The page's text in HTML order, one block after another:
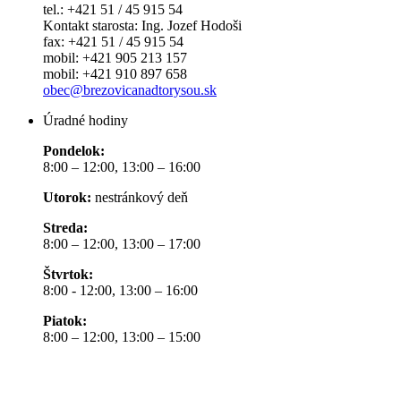
tel.: +421 51 / 45 915 54
Kontakt starosta: Ing. Jozef Hodoši
fax: +421 51 / 45 915 54
mobil: +421 905 213 157
mobil: +421 910 897 658
obec@brezovicanadtorysou.sk
Úradné hodiny
Pondelok:
8:00 – 12:00, 13:00 – 16:00
Utorok: nestránkový deň
Streda:
8:00 – 12:00, 13:00 – 17:00
Štvrtok:
8:00 - 12:00, 13:00 – 16:00
Piatok:
8:00 – 12:00, 13:00 – 15:00